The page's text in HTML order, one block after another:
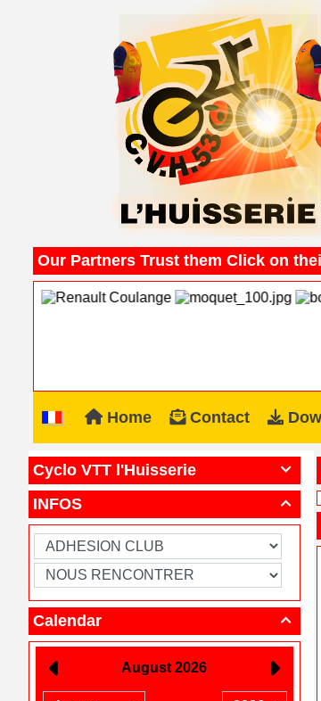
Our Partners Trust them Click on
Home Contact

Cyclo VTT l'Huisserie

INFOS

Calendar